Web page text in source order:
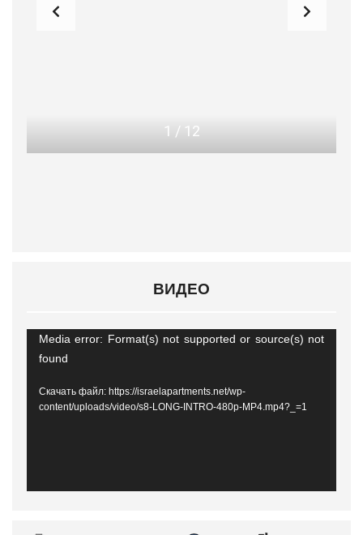
1 / 12
ВИДЕО
Видеоплеер
Media error: Format(s) not supported or source(s) not
found
Скачать файл: https://israelapartments.net/wp-
content/uploads/video/s8-LONG-INTRO-480p-MP4.mp4?_=1